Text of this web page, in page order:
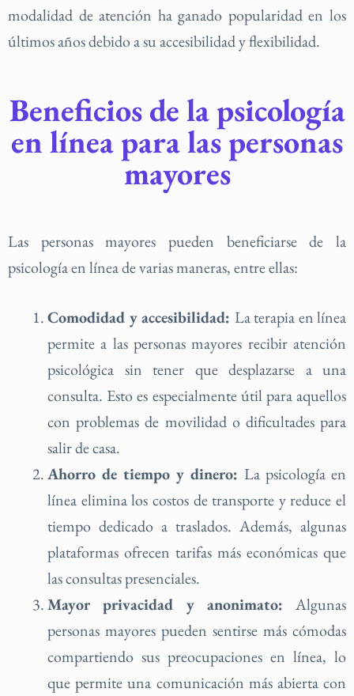
modalidad de atención ha ganado popularidad en los
últimos años debido a su accesibilidad y flexibilidad.
Beneficios de la psicología
en línea para las personas
mayores
Las personas mayores pueden beneficiarse de la
psicología en línea de varias maneras, entre ellas:
Comodidad y accesibilidad: La terapia en línea
permite a las personas mayores recibir atención
psicológica sin tener que desplazarse a una
consulta. Esto es especialmente útil para aquellos
con problemas de movilidad o dificultades para
salir de casa.
Ahorro de tiempo y dinero: La psicología en
línea elimina los costos de transporte y reduce el
tiempo dedicado a traslados. Además, algunas
plataformas ofrecen tarifas más económicas que
las consultas presenciales.
Mayor privacidad y anonimato: Algunas
personas mayores pueden sentirse más cómodas
compartiendo sus preocupaciones en línea, lo
que permite una comunicación más abierta con